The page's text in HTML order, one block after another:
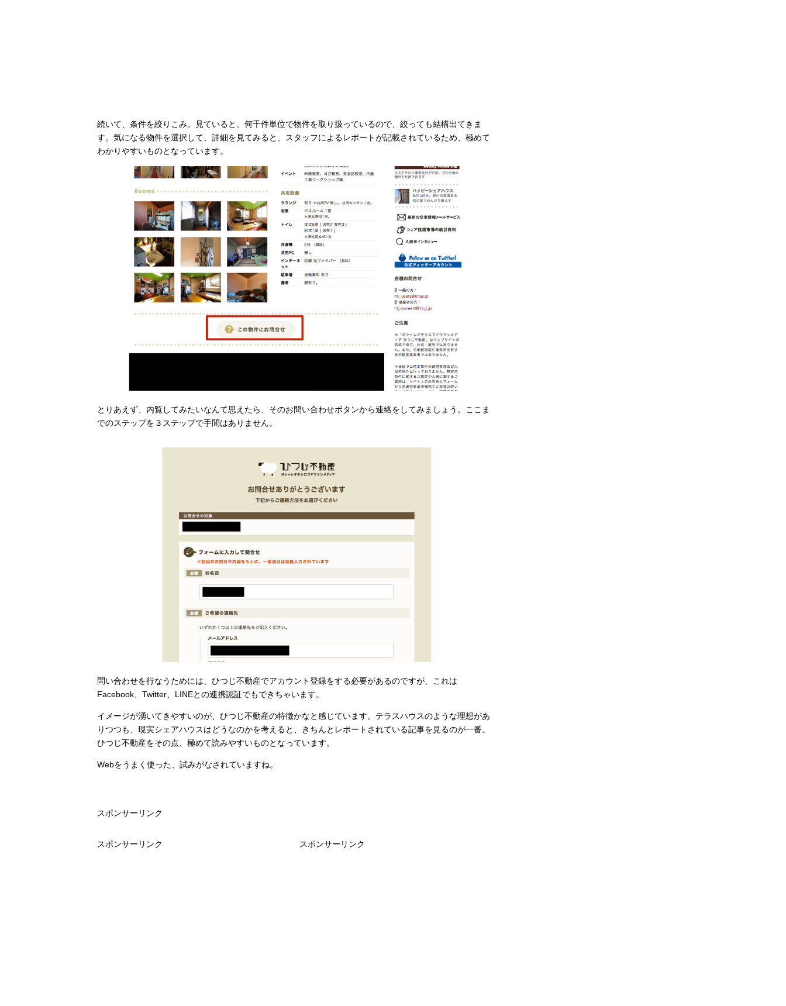
続いて、条件を絞りこみ。見ていると、何千件単位で物件を取り扱っているので、絞っても結構出てきま
す。気になる物件を選択して、詳細を見てみると、スタッフによるレポートが記載されているため、極めて
わかりやすいものとなっています。
とりあえず、内覧してみたいなんて思えたら、そのお問い合わせボタンから連絡をしてみましょう。ここま
でのステップを３ステップで手間はありません。
問い合わせを行なうためには、ひつじ不動産でアカウント登録をする必要があるのですが、これは
Facebook、Twitter、LINEとの連携認証でもできちゃいます。
イメージが湧いてきやすいのが、ひつじ不動産の特徴かなと感じています。テラスハウスのような理想があ
りつつも、現実シェアハウスはどうなのかを考えると、きちんとレポートされている記事を見るのが一番。
ひつじ不動産をその点、極めて読みやすいものとなっています。
Webをうまく使った、試みがなされていますね。
スポンサーリンク
スポンサーリンク スポンサーリンク